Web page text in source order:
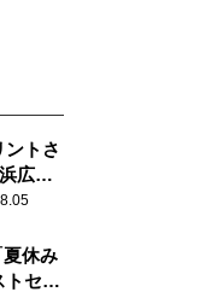
ントさ
広奈
売
休み
トセラ